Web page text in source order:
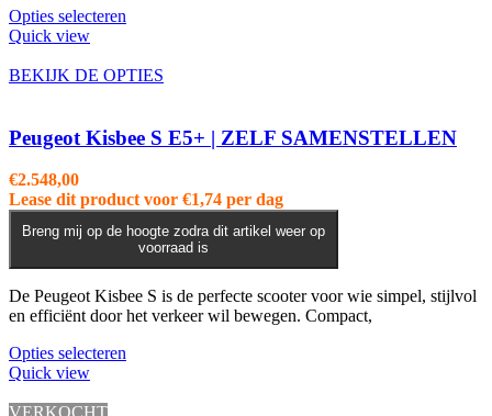
Opties selecteren
meerdere
optie
kan
worden
op
de
productpagina
Quick view
BEKIJK DE OPTIES
Peugeot Kisbee S E5+ | ZELF SAMENSTELLEN
€2.548,00
Lease dit product voor €1,74 per dag
Breng mij op de hoogte zodra dit artikel weer op
voorraad is
De Peugeot Kisbee S is de perfecte scooter voor wie simpel, stijlvol
en efficiënt door het verkeer wil bewegen. Compact,
Opties selecteren
Quick view